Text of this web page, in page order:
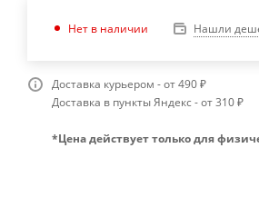
Нет в наличии Нашли
Доставка курьером - от 490 ₽
Доставка в пункты Яндекс - от 310 ₽
*Цена действует только для